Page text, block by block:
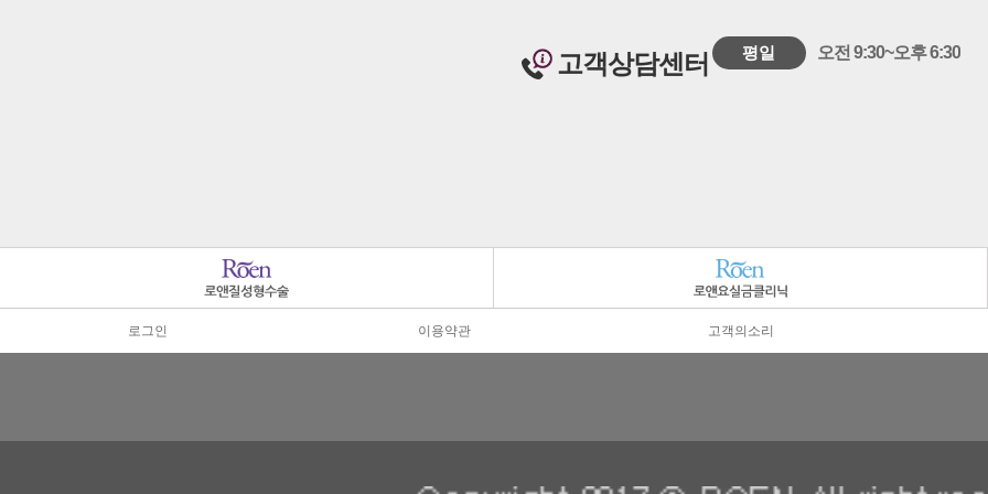
고객상담센터 평일 오전 9:30~오후 6:30
로그인 이용약관 고객의소리